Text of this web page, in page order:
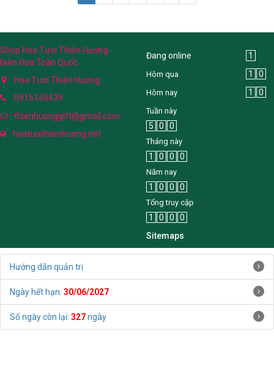
Shop Hoa Tươi Thiên Hương -
Điện Hoa Toàn Quốc
Hoa Tươi Thiên Hương
0915145439
thienhuonggift@gmail.com
hoatuoithienhuong.net
Đang online 1
Hôm qua 1 0
Hôm nay 1 0
Tuần này
5 0 0
Tháng này
1 0 0 0
Năm nay
1 0 0 0
Tổng truy cập
1 0 0
0
Sitemaps
Hướng dẫn quản trị
Ngày hết hạn: 30/06/2027
Số ngày còn lại: 327ngày